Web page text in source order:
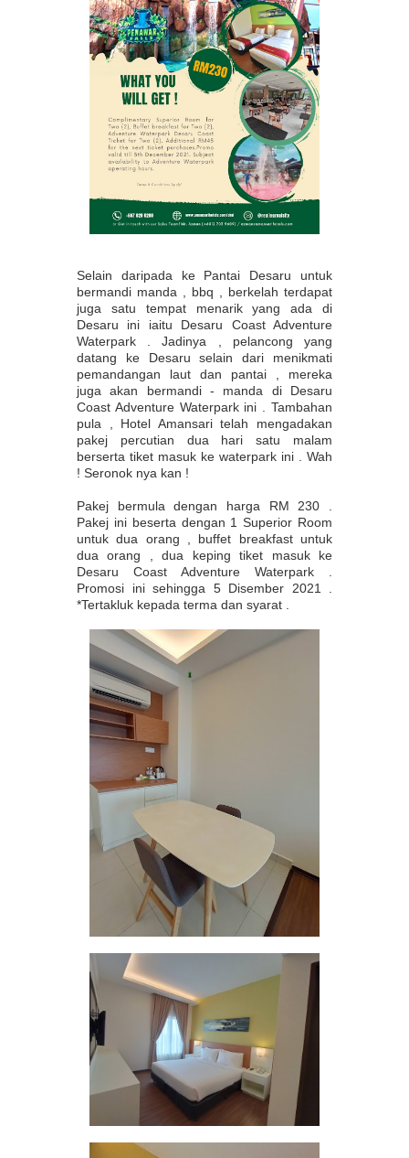
Selain daripada ke Pantai Desaru untuk
bermandi manda , bbq , berkelah terdapat
juga satu tempat menarik yang ada di
Desaru ini iaitu Desaru Coast Adventure
Waterpark . Jadinya , pelancong yang
datang ke Desaru selain dari menikmati
pemandangan laut dan pantai , mereka
juga akan bermandi - manda di Desaru
Coast Adventure Waterpark ini . Tambahan
pula , Hotel Amansari telah mengadakan
pakej percutian dua hari satu malam
berserta tiket masuk ke waterpark ini . Wah
! Seronok nya kan !
Pakej bermula dengan harga RM 230 .
Pakej ini beserta dengan 1 Superior Room
untuk dua orang , buffet breakfast untuk
dua orang , dua keping tiket masuk ke
Desaru Coast Adventure Waterpark .
Promosi ini sehingga 5 Disember 2021 .
*Tertakluk kepada terma dan syarat .